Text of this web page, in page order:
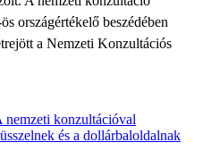
országértékelő beszédében
a Nemzeti Konzultációs
konzultációval
és a dollárbaloldalnak